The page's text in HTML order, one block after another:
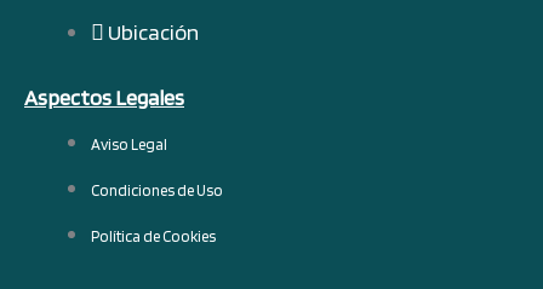
Ubicación
Aspectos Legales
Aviso Legal
Condiciones de Uso
Política de Cookies